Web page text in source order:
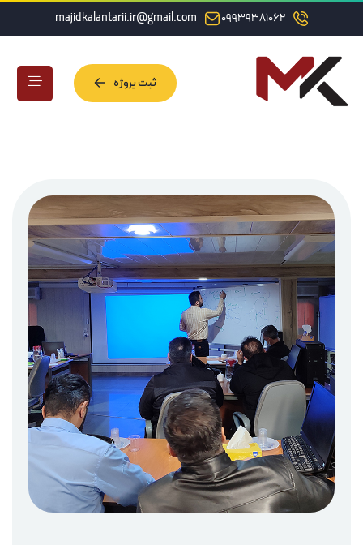
09939381062
majidkalantarii.ir@gmail.com
ثبت پروژه